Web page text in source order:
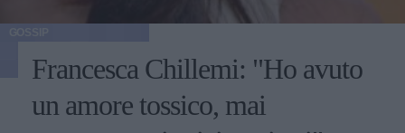
Francesca Chillemi: "Ho avuto
un amore tossico, mai